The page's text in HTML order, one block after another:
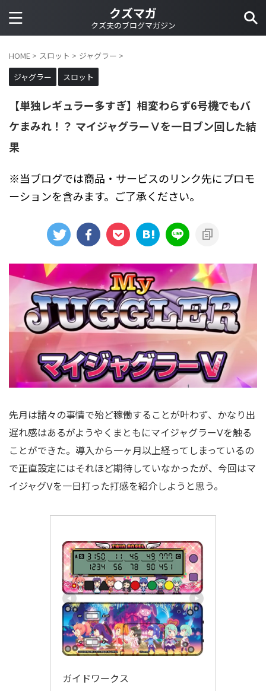
クズマガ
クズ夫のブログマガジン
HOME > スロット > ジャグラー >
ジャグラー
スロット
【単独レギュラー多すぎ】相変わらず6号機でもバ
ケまみれ！？ マイジャグラーⅤを一日ブン回した結
果
※当ブログでは商品・サービスのリンク先にプロモ
ーションを含みます。ご了承ください。
先月は諸々の事情で殆ど稼働することが叶わず、かなり出
遅れ感はあるがようやく まともにマイジャグラーⅤを触る
ことができた。導入から一ヶ月以上経ってしまっているの
で正直設定にはそれほど期待していなかったが、今回はマ
イジャグⅤを一日打った打感を紹介しようと思う。
ガイドワークス